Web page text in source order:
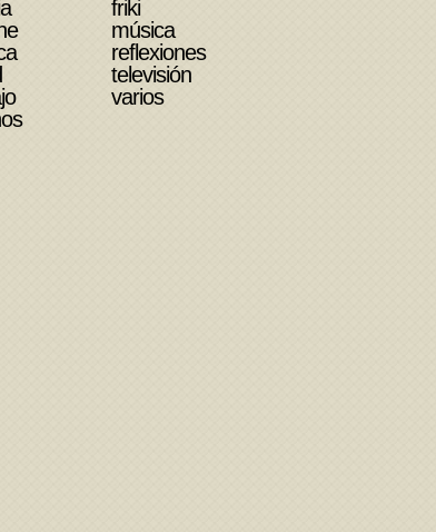
friki
música
reflexiones
televisión
varios